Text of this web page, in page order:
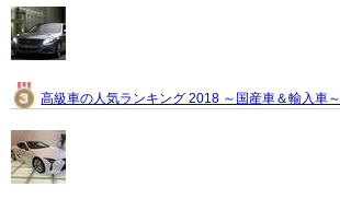
高級車の人気ランキング 2018 ～国産車＆輸入車～